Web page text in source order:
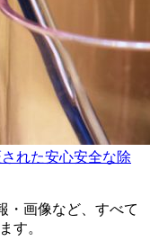
れた安心安全な除
・画像など、すべて
す。